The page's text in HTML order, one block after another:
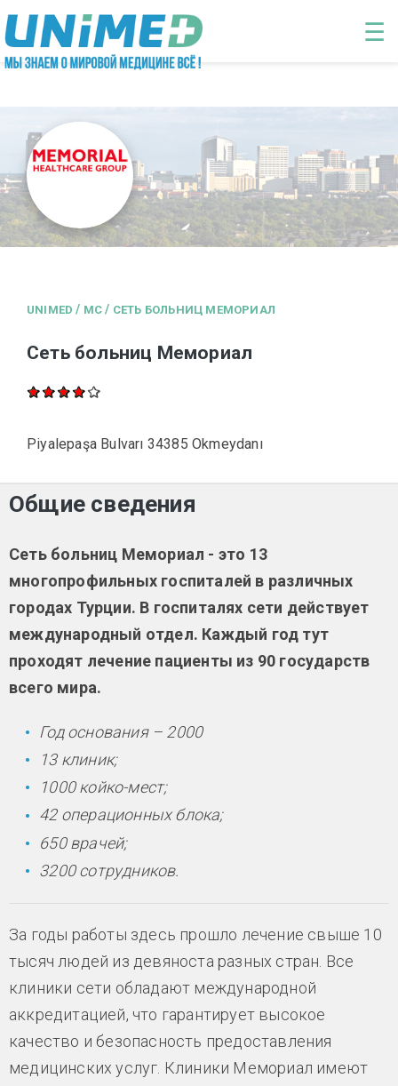
Перейти к основному содержанию
☰
UNIMED / MC / СЕТЬ БОЛЬНИЦ МЕМОРИАЛ
Сеть больниц Мемориал
Piyalepaşa Bulvarı 34385 Okmeydanı
Общие сведения
Сеть больниц Мемориал - это 13
многопрофильных госпиталей в различных
городах Турции. В госпиталях сети действует
международный отдел. Каждый год тут
проходят лечение пациенты из 90 государств
всего мира.
Год основания – 2000
13 клиник;
1000 койко-мест;
42 операционных блока;
650 врачей;
3200 сотрудников.
За годы работы здесь прошло лечение свыше 10
тысяч людей из девяноста разных стран. Все
клиники сети обладают международной
аккредитацией, что гарантирует высокое
качество и безопасность предоставления
медицинских услуг. Клиники Мемориал имеют